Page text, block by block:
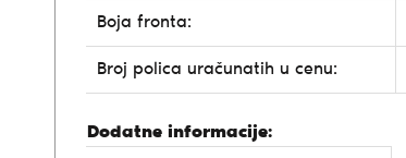
Boja fronta:
Broj polica uračunatih u cenu:
Dodatne informacije: